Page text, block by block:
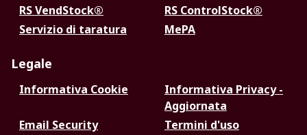
RS VendStock®
RS ControlStock®
Servizio di taratura
MePA
Legale
Informativa Cookie
Informativa Privacy -
Aggiornata
Email Security
Termini d'uso